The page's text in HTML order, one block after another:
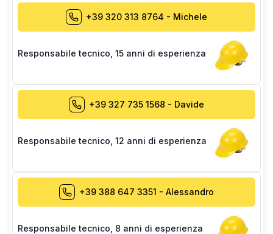
+39 320 313 8764 - Michele
Responsabile tecnico 15 anni di esperienza
+39 327 735 1568 - Davide
Responsabile tecnico 12 anni di esperienza
+39 388 647 3351 - Alessandro
Responsabile tecnico 8 anni di esperienza